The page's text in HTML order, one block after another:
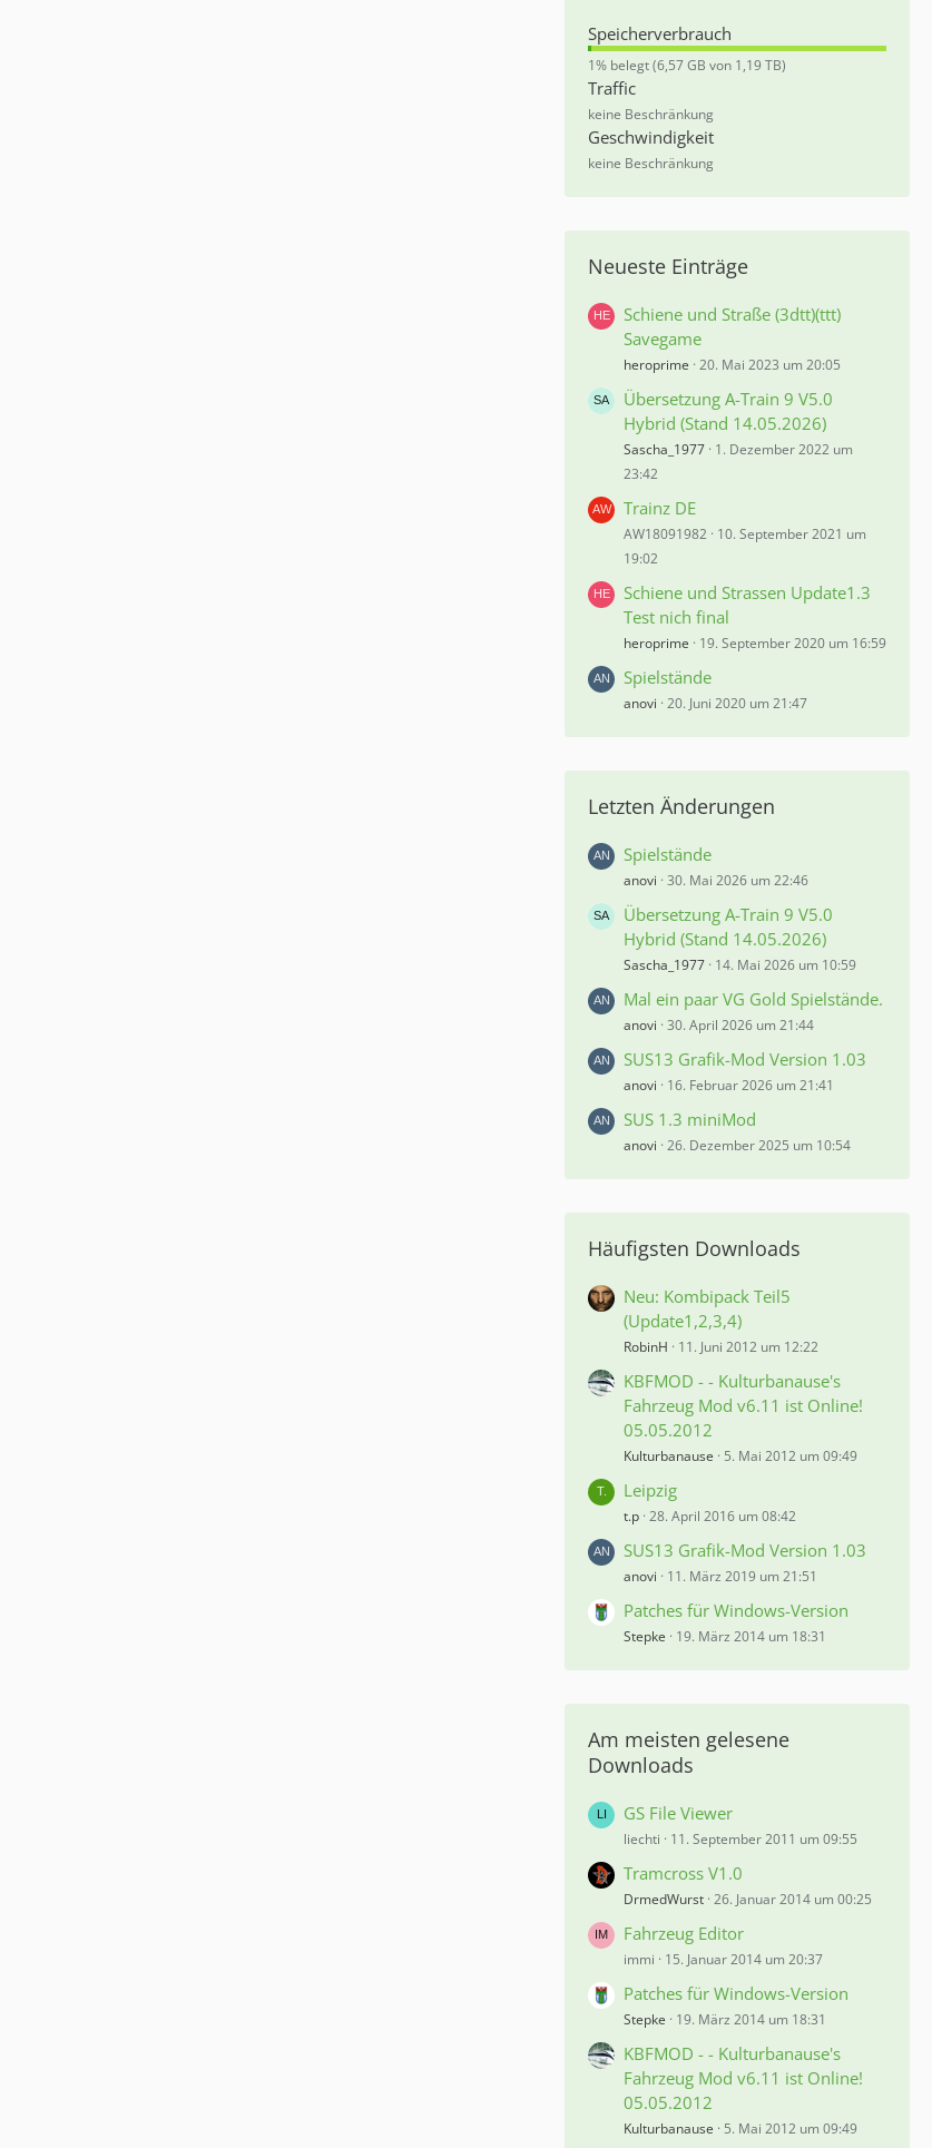
Speicherverbrauch
0
,
5
5
%
1% belegt (6,57 GB von 1,19 TB)
Traffic
keine Beschränkung
Geschwindigkeit
keine Beschränkung
Neueste Einträge
Schiene und Straße (3dtt)(ttt)
Savegame
heroprime 20. Mai 2023 um 20:05
Übersetzung A-Train 9 V5.0
Hybrid (Stand 14.05.2026)
Sascha_1977 1. Dezember 2022 um
23:42
Trainz DE
AW18091982 10. September 2021 um
19:02
Schiene und Strassen Update1.3
Test nich final
heroprime 19. September 2020 um 16:59
Spielstände
anovi 20. Juni 2020 um 21:47
Letzten Änderungen
Spielstände
anovi 30. Mai 2026 um 22:46
Übersetzung A-Train 9 V5.0
Hybrid (Stand 14.05.2026)
Sascha_1977 14. Mai 2026 um 10:59
Mal ein paar VG Gold Spielstände.
anovi 30. April 2026 um 21:44
SUS13 Grafik-Mod Version 1.03
anovi 16. Februar 2026 um 21:41
SUS 1.3 miniMod
anovi 26. Dezember 2025 um 10:54
Häufigsten Downloads
Neu: Kombipack Teil5
(Update1,2,3,4)
RobinH 11. Juni 2012 um 12:22
KBFMOD - - Kulturbanause's
Fahrzeug Mod v6.11 ist Online!
05.05.2012
Kulturbanause 5. Mai 2012 um 09:49
Leipzig
t.p 28. April 2016 um 08:42
SUS13 Grafik-Mod Version 1.03
anovi 11. März 2019 um 21:51
Patches für Windows-Version
Stepke 19. März 2014 um 18:31
Am meisten gelesene
Downloads
GS File Viewer
liechti 11. September 2011 um 09:55
Tramcross V1.0
DrmedWurst 26. Januar 2014 um 00:25
Fahrzeug Editor
immi 15. Januar 2014 um 20:37
Patches für Windows-Version
Stepke 19. März 2014 um 18:31
KBFMOD - - Kulturbanause's
Fahrzeug Mod v6.11 ist Online!
05.05.2012
Kulturbanause 5. Mai 2012 um 09:49